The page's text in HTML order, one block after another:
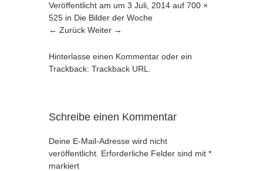
Veröffentlicht am um 3 Juli, 2014 auf 700 ×
525 in Die Bilder der Woche
← Zurück Weiter →
Hinterlasse einen Kommentar oder ein
Trackback: Trackback URL
Schreibe einen Kommentar
Deine E-Mail-Adresse wird nicht
veröffentlicht. Erforderliche Felder sind mit *
markiert